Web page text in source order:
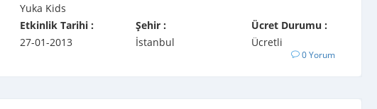
Yuka Kids
Etkinlik Tarihi :
27-01-2013
Şehir :
İstanbul
Ücret Durumu :
Ücretli
0 Yorum